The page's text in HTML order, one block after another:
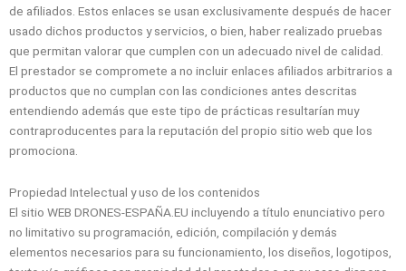
de afiliados. Estos enlaces se usan exclusivamente después de hacer
usado dichos productos y servicios, o bien, haber realizado pruebas
que permitan valorar que cumplen con un adecuado nivel de calidad.
El prestador se compromete a no incluir enlaces afiliados arbitrarios a
productos que no cumplan con las condiciones antes descritas
entendiendo además que este tipo de prácticas resultarían muy
contraproducentes para la reputación del propio sitio web que los
promociona.
Propiedad Intelectual y uso de los contenidos
El sitio WEB DRONES-ESPAÑA.EU incluyendo a título enunciativo pero
no limitativo su programación, edición, compilación y demás
elementos necesarios para su funcionamiento, los diseños, logotipos,